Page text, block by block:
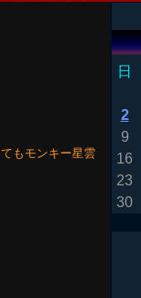
もモンキー星雲
日
2
9
16
23
30